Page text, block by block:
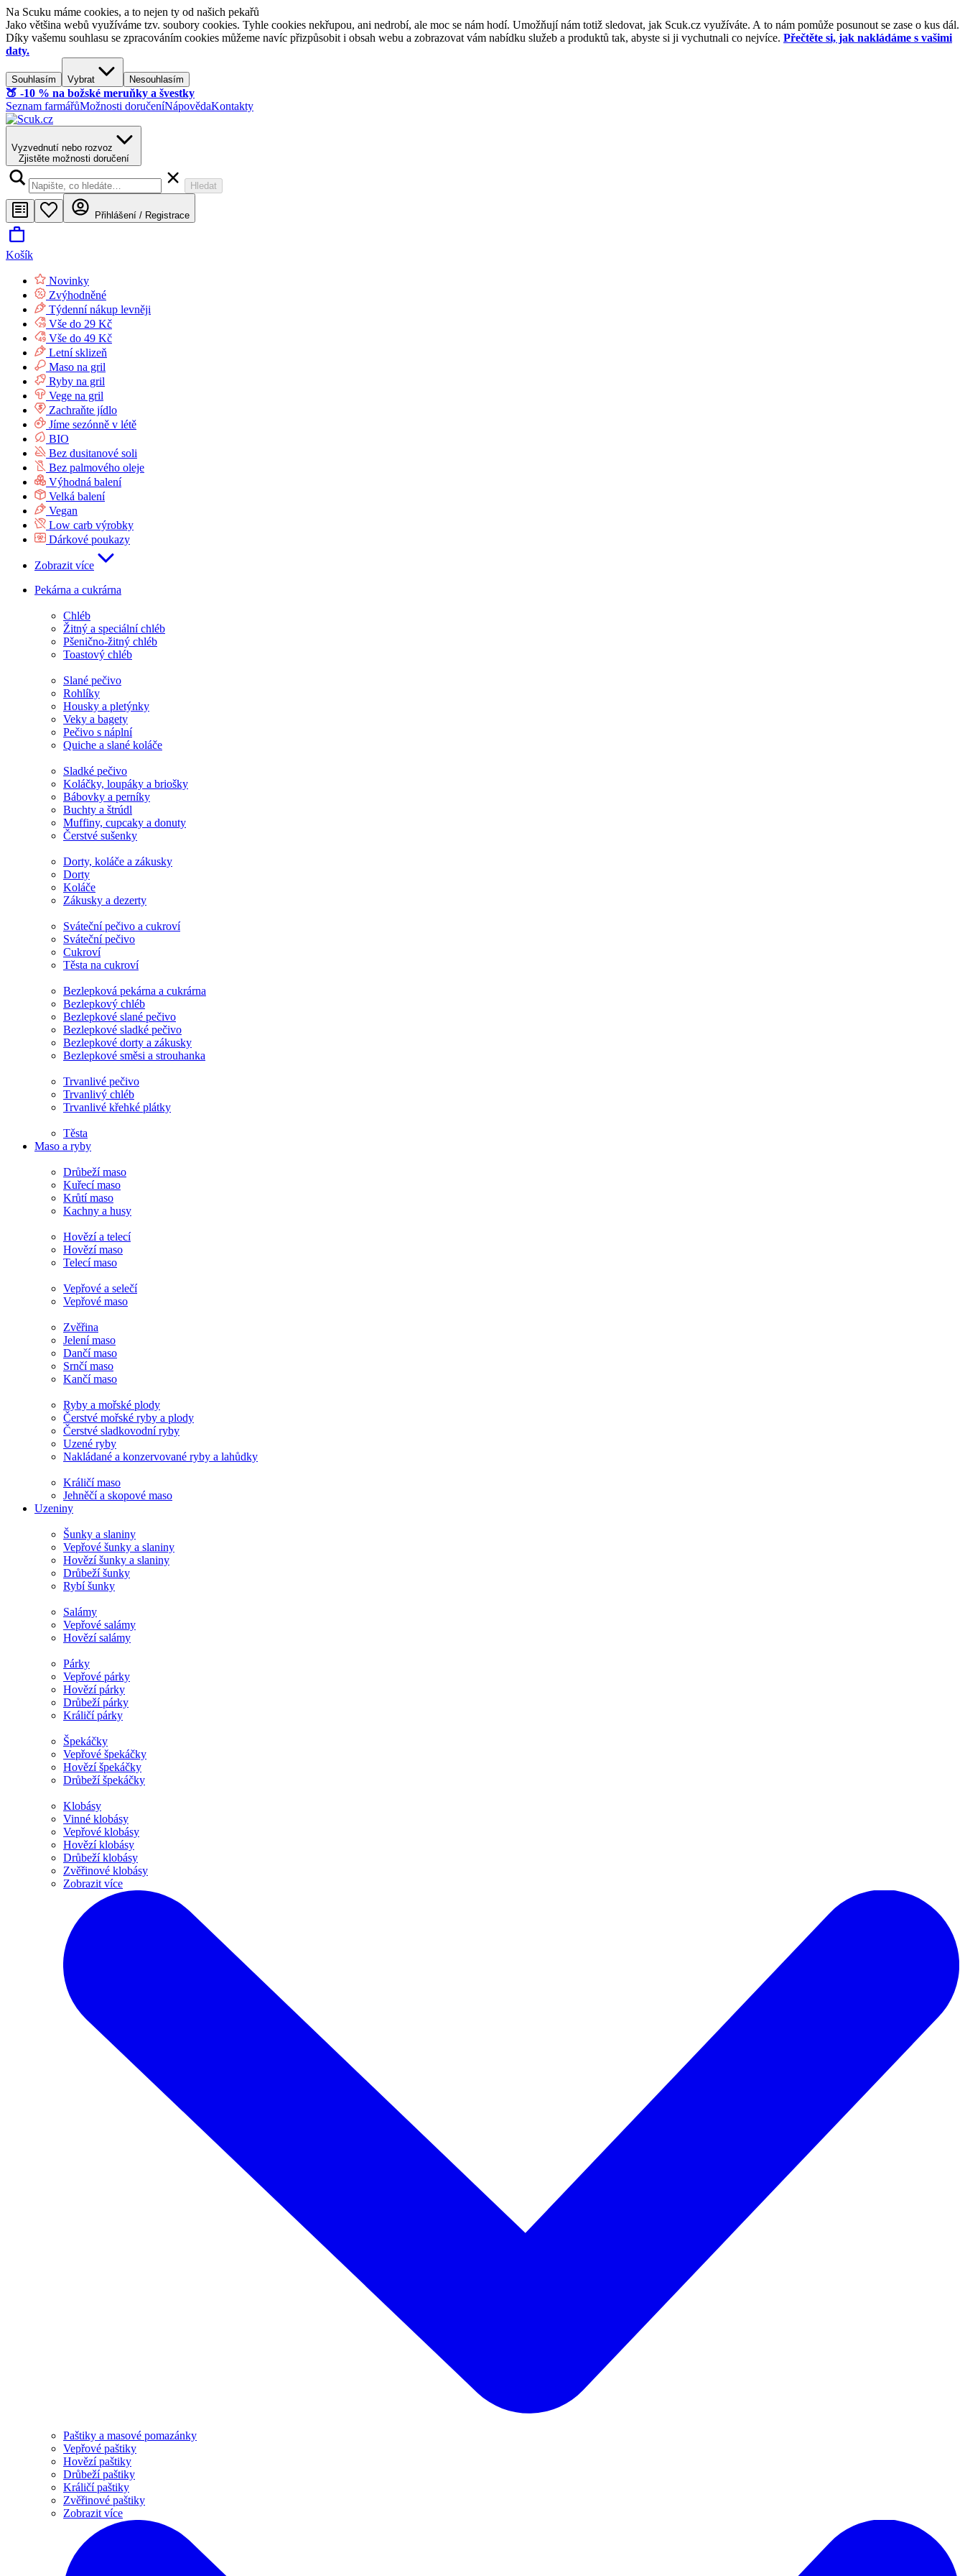
Na Scuku máme cookies, a to nejen ty od našich pekařů
Jako většina webů využíváme tzv. soubory cookies. Tyhle cookies nekřupou, ani nedrobí, ale moc se nám hodí. Umožňují nám totiž sledovat, jak Scuk.cz využíváte. A to nám pomůže posunout se zase o kus dál.
Díky vašemu souhlasu se zpracováním cookies můžeme navíc přizpůsobit i obsah webu a zobrazovat vám nabídku služeb a produktů tak, abyste si ji vychutnali co nejvíce. Přečtěte si, jak nakládáme s vašimi
daty.
Souhlasím Vybrat Nesouhlasím
🍑​ -10 % na božské meruňky a švestky
Seznam farmářůMožnosti doručeníNápovědaKontakty
Vyzvednutí nebo rozvoz
Zjistěte možnosti doručení
Hledat
Přihlášení / Registrace
Košík
Novinky
Zvýhodněné
Týdenní nákup levněji
Vše do 29 Kč
Vše do 49 Kč
Letní sklizeň
Maso na gril
Ryby na gril
Vege na gril
Zachraňte jídlo
Jíme sezónně v létě
BIO
Bez dusitanové soli
Bez palmového oleje
Výhodná balení
Velká balení
Vegan
Low carb výrobky
Dárkové poukazy
Zobrazit více
Pekárna a cukrárna
Chléb
Žitný a speciální chléb
Pšenično-žitný chléb
Toastový chléb
Slané pečivo
Rohlíky
Housky a pletýnky
Veky a bagety
Pečivo s náplní
Quiche a slané koláče
Sladké pečivo
Koláčky, loupáky a briošky
Bábovky a perníky
Buchty a štrúdl
Muffiny, cupcaky a donuty
Čerstvé sušenky
Dorty, koláče a zákusky
Dorty
Koláče
Zákusky a dezerty
Sváteční pečivo a cukroví
Sváteční pečivo
Cukroví
Těsta na cukroví
Bezlepková pekárna a cukrárna
Bezlepkový chléb
Bezlepkové slané pečivo
Bezlepkové sladké pečivo
Bezlepkové dorty a zákusky
Bezlepkové směsi a strouhanka
Trvanlivé pečivo
Trvanlivý chléb
Trvanlivé křehké plátky
Těsta
Maso a ryby
Drůbeží maso
Kuřecí maso
Krůtí maso
Kachny a husy
Hovězí a telecí
Hovězí maso
Telecí maso
Vepřové a selečí
Vepřové maso
Zvěřina
Jelení maso
Dančí maso
Srnčí maso
Kančí maso
Ryby a mořské plody
Čerstvé mořské ryby a plody
Čerstvé sladkovodní ryby
Uzené ryby
Nakládané a konzervované ryby a lahůdky
Králičí maso
Jehněčí a skopové maso
Uzeniny
Šunky a slaniny
Vepřové šunky a slaniny
Hovězí šunky a slaniny
Drůbeží šunky
Rybí šunky
Salámy
Vepřové salámy
Hovězí salámy
Párky
Vepřové párky
Hovězí párky
Drůbeží párky
Králičí párky
Špekáčky
Vepřové špekáčky
Hovězí špekáčky
Drůbeží špekáčky
Klobásy
Vinné klobásy
Vepřové klobásy
Hovězí klobásy
Drůbeží klobásy
Zvěřinové klobásy
Zobrazit více
Paštiky a masové pomazánky
Vepřové paštiky
Hovězí paštiky
Drůbeží paštiky
Králičí paštiky
Zvěřinové paštiky
Zobrazit více